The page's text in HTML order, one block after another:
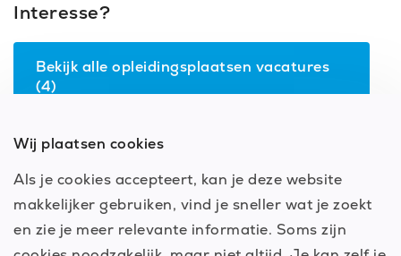
Interesse?
Bekijk alle opleidingsplaatsen vacatures
(4)
Wij plaatsen cookies
Als je cookies accepteert, kan je deze website
makkelijker gebruiken, vind je sneller wat je zoekt
en zie je meer relevante informatie. Soms zijn